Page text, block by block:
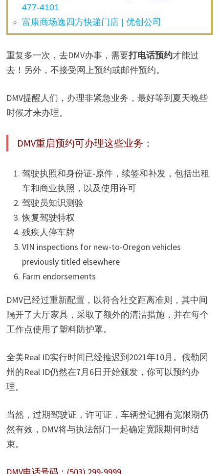
477-4101
富康商场逸四方快递门店 | 优创公司
重复多一次，去DMV办事，需要打电话预约才能过
去！另外，不接受网上预约或邮件预约。
DMV提醒人们，办理非紧急业务，最好等到夏天晚些
时候才来办理。
DMV重启预约可办理这些业务：
驾驶执照和身份证-原件，续签和补发，包括出租
车和商业执照，以及使用许可
驾驶员知识测验
恢复驾驶特权
残疾人停车牌
VIN inspections for new-to-Oregon vehicles
previously titled elsewhere
Farm endorsements
DMV已经过重新配置，以符合社交距离准则，其中间
隔开了大厅家具，采取了额外的清洁措施，并在每个
工作点使用了塑料防护罩。
全美Real ID实行时间已经推迟到2021年10月。俄勒冈
州的Real ID仍然在7月6日开始颁发，你可以预约办
理。
当然，过期驾驶证，许可证，车辆登记拥有宽限期仍
然有效，DMV将与执法部门一起确定宽限期何时结
束。